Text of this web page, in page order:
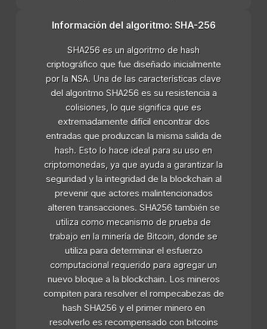
Información del algoritmo: SHA-256
SHA256 es un algoritmo de hash
criptográfico que fue diseñado inicialmente
por la NSA. Una de las características clave
del algoritmo SHA256 es su resistencia a
colisiones, lo que significa que es
extremadamente difícil encontrar dos
entradas que produzcan la misma salida de
hash. Esto lo hace ideal para su uso en
criptomonedas, ya que ayuda a garantizar la
seguridad y la integridad de la blockchain al
prevenir que actores malintencionados
alteren transacciones. SHA256 también se
utiliza como mecanismo de prueba de
trabajo en la minería de Bitcoin, donde se
utiliza para determinar el esfuerzo
computacional requerido para agregar un
nuevo bloque a la blockchain. Los mineros
compiten para resolver el rompecabezas de
hash SHA256 y el primer minero en
resolverlo es recompensado con bitcoins